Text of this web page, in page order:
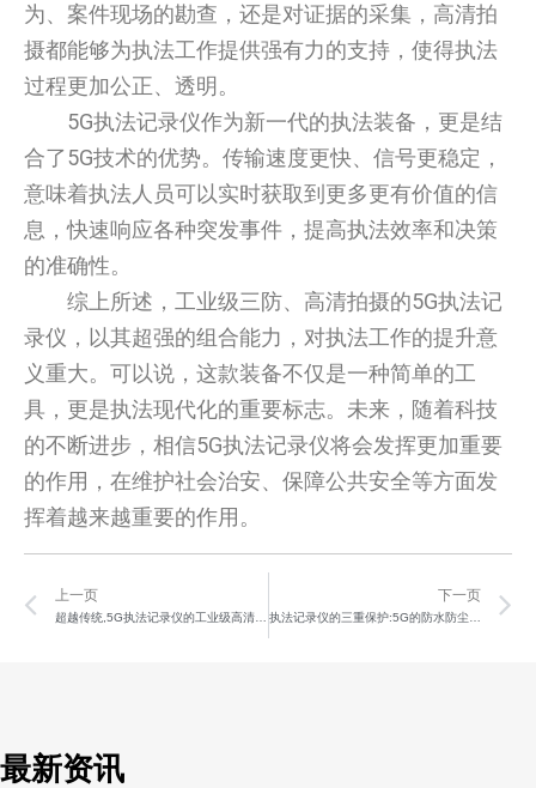
为、案件现场的勘查，还是对证据的采集，高清拍
摄都能够为执法工作提供强有力的支持，使得执法
过程更加公正、透明。
5G执法记录仪作为新一代的执法装备，更是结
合了5G技术的优势。传输速度更快、信号更稳定，
意味着执法人员可以实时获取到更多更有价值的信
息，快速响应各种突发事件，提高执法效率和决策
的准确性。
综上所述，工业级三防、高清拍摄的5G执法记
录仪，以其超强的组合能力，对执法工作的提升意
义重大。可以说，这款装备不仅是一种简单的工
具，更是执法现代化的重要标志。未来，随着科技
的不断进步，相信5G执法记录仪将会发挥更加重要
的作用，在维护社会治安、保障公共安全等方面发
挥着越来越重要的作用。
Prev
上一页
超越传统,5G执法记录仪的工业级高清新体验
下一页
执法记录仪的三重保护:5G的防水防尘防摔功能
最新资讯